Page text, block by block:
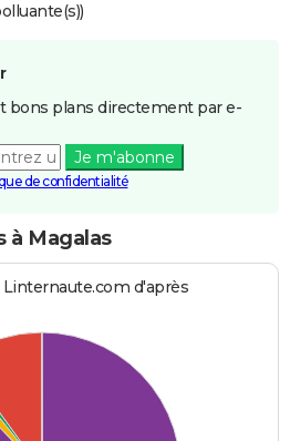
bons plans directement par e-
Je m'abonne
de confidentialité
à Magalas
Linternaute.com d'après